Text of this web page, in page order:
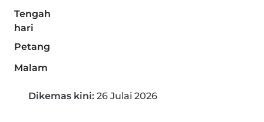
Tengah
hari
Petang
Malam
Dikemas kini: 26 Julai 2026